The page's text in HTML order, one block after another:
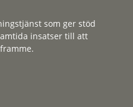
som ger stöd
insatser till att